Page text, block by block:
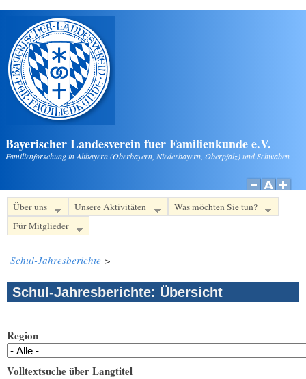
Direkt zum Inhalt
Bayerischer Landesverein fuer Familienkunde e.V.
Familienforschung in Altbayern (Oberbayern, Niederbayern, Oberpfalz) und Schwaben
Über uns Unsere Aktivitäten
Was möchten Sie tun?
Für Mitglieder
Schul-Jahresberichte >
Schul-Jahresberichte: Übersicht
Region
Volltextsuche über Langtitel